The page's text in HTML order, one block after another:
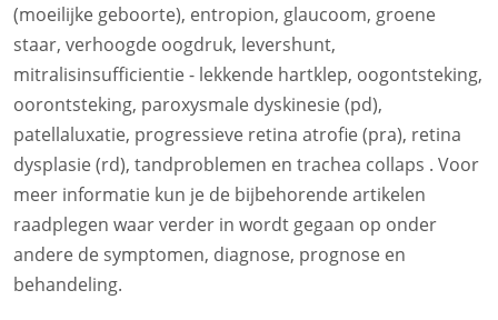
(moeilijke geboorte), entropion, glaucoom, groene
staar, verhoogde oogdruk, levershunt,
mitralisinsufficientie - lekkende hartklep, oogontsteking,
oorontsteking, paroxysmale dyskinesie (pd),
patellaluxatie, progressieve retina atrofie (pra), retina
dysplasie (rd), tandproblemen en trachea collaps . Voor
meer informatie kun je de bijbehorende artikelen
raadplegen waar verder in wordt gegaan op onder
andere de symptomen, diagnose, prognose en
behandeling.